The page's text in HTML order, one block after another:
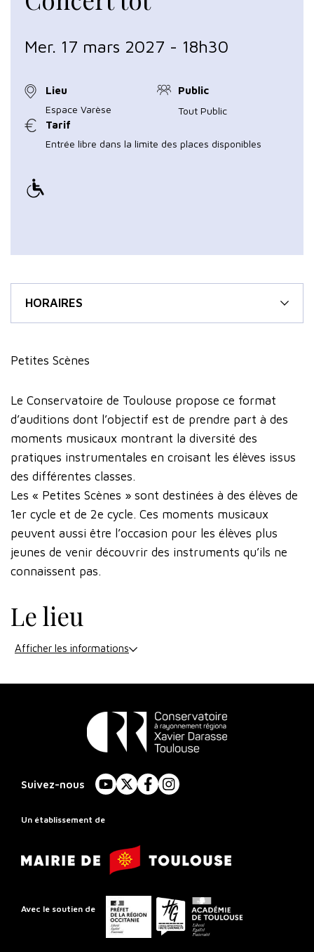
Mer. 17 mars 2027 - 18h30
Lieu
Espace Varèse
Public
Tout Public
Tarif
Entrée libre dans la limite des places disponibles
HORAIRES
Petites Scènes
Le Conservatoire de Toulouse propose ce format
d’auditions dont l’objectif est de prendre part à des
moments musicaux montrant la diversité des
pratiques instrumentales en croisant les élèves issus
des différentes classes.
Les « Petites Scènes » sont destinées à des élèves de
1er cycle et de 2e cycle. Ces moments musicaux
peuvent aussi être l’occasion pour les élèves plus
jeunes de venir découvrir des instruments qu’ils ne
connaissent pas.
Le lieu
Afficher les informations
Rayonnement
Régional
Toulouse
Suivez-nous
YouTube
X FacebookInstagram
Un établissement de
Mairie
de
Avec le soutien de
Préfet
de
la
Conseil
départemental
Académie
de